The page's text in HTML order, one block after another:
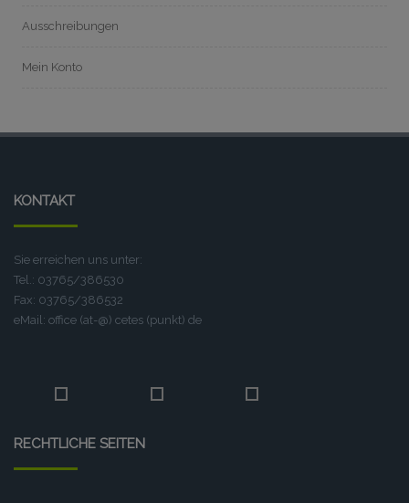
Ausschreibungen
Mein Konto
KONTAKT
Sie erreichen uns unter:
Tel.: 03765/386530
Fax: 03765/386532
eMail: office (at-@) cetes (punkt) de
RECHTLICHE SEITEN